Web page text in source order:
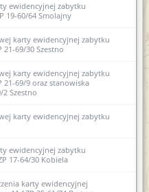
ewidencyjnej zabytku
19-60/64 Smolajny
karty ewidencyjnej zabytku
21-69/30 Szestno
karty ewidencyjnej zabytku
21-69/9 oraz stanowiska
2 Szestno
karty ewidencyjnej zabytku
ewidencyjnej zabytku
17-64/30 Kobiela
karty ewidencyjnej